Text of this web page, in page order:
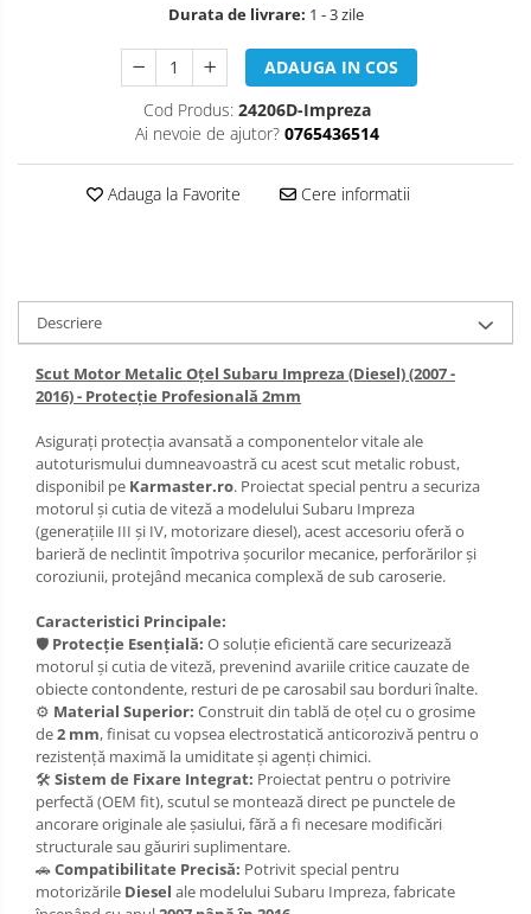
Carlige Jaecoo E5
Carlige Kia EV4
Carlige Lancia
Carlige Land Rover
Carlige MAN
Carlige Mazda
Carlige Mercedes
Carlige Mini
Carlige Mitsubishi
Carlige Nissan
Carlige Omoda
Carlige Opel
Carlige Peugeot
Carlige Plymouth
Scut motor MAN
Scut motor Mazda
Scut motor Mercedes
Scut motor Mitsubishi
Scut motor Opel
Scut motor Peugeot
Scut motor Porsche
Scut motor Renault
Scut motor SAAB
Scut motor Seat
Scut motor Skoda
Scut motor Smart
Scut motor SsangYong
Scut motor Subaru
Scut motor Suzuki
Scut motor Tesla
Durata de livrare: 1 - 3 zile
ADAUGA IN COS
Cod Produs: 24206D-Impreza
Ai nevoie de ajutor? 0765436514
Adauga la Favorite Cere informatii
Descriere
Scut Motor Metalic Oțel Subaru Impreza (Diesel) (2007 -
2016) - Protecție Profesională 2mm
Asigurați protecția avansată a componentelor vitale ale
autoturismului dumneavoastră cu acest scut metalic robust,
disponibil pe Karmaster.ro. Proiectat special pentru a securiza
motorul și cutia de viteză a modelului Subaru Impreza
(generațiile III și IV, motorizare diesel), acest accesoriu oferă o
barieră de neclintit împotriva șocurilor mecanice, perforărilor și
coroziunii, protejând mecanica complexă de sub caroserie.
Caracteristici Principale:
🛡️ Protecție Esențială: O soluție eficientă care securizează
motorul și cutia de viteză, prevenind avariile critice cauzate de
obiecte contondente, resturi de pe carosabil sau borduri înalte.
⚙️ Material Superior: Construit din tablă de oțel cu o grosime
de2 mm, finisat cu vopsea electrostatică anticorozivă pentru o
rezistență maximă la umiditate și agenți chimici.
🛠️ Sistem de Fixare Integrat: Proiectat pentru o potrivire
perfectă (OEM fit), scutul se montează direct pe punctele de
ancorare originale ale șasiului, fără a fi necesare modificări
structurale sau găuriri suplimentare.
🚗Compatibilitate Precisă: Potrivit special pentru
motorizările Diesel ale modelului Subaru Impreza, fabricate